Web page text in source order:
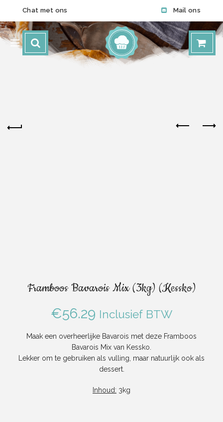
Chat met ons Mail ons
Framboos Bavarois Mix (3kg) (Kessko)
€56.29 Inclusief BTW
Maak een overheerlijke Bavarois met deze Framboos
Bavarois Mix van Kessko.
Lekker om te gebruiken als vulling, maar natuurlijk ook als
dessert.
Inhoud: 3kg